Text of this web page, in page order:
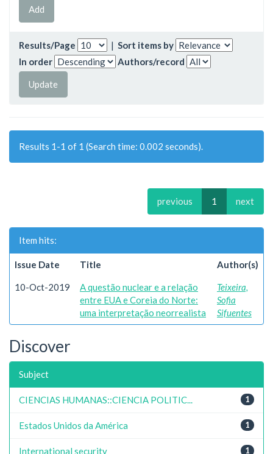
Results/Page | Sort items by
In order
Authors/record
Results 1-1 of 1 (Search time: 0.002 seconds).
previous 1 next
Item hits:
Issue Date Title Author(s)
10-Oct-2019
A questão nuclear e a relação
entre EUA e Coreia do Norte:
uma interpretação neorrealista
Teixeira,
Sofia
Sifuentes
Discover
Subject
1
CIENCIAS HUMANAS::CIENCIA POLITIC...
1
Estados Unidos da América
1
International security